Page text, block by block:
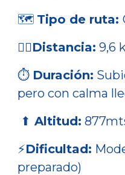
🗺 Tipo de ruta:
🚶‍♂Distancia: 9,6
⏱ Duración:
pero con calma
⬆ Altitud:
⚡Dificultad:
preparado)